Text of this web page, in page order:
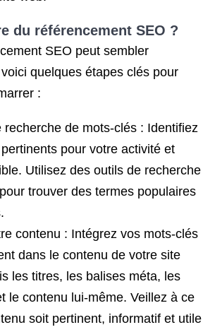
du référencement SEO ?
SEO peut sembler
quelques étapes clés pour
:
recherche de mots-clés : Identifiez
pour votre activité et
Utilisez des outils de recherche
trouver des termes populaires
contenu : Intégrez vos mots-clés
dans le contenu de votre site
les titres, les balises méta, les
le contenu lui-même. Veillez à ce
soit pertinent, informatif et utile